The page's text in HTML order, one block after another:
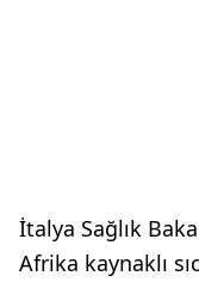
İtalya Sağlık
Afrika kaynaklı